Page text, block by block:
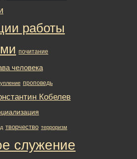
работы
почитание
человека
проповедь
Кобелев
творчество терроризм
служение